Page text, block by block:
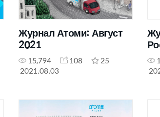
Журнал Атоми: Август
2021
15,794 108
25
2021.08.03